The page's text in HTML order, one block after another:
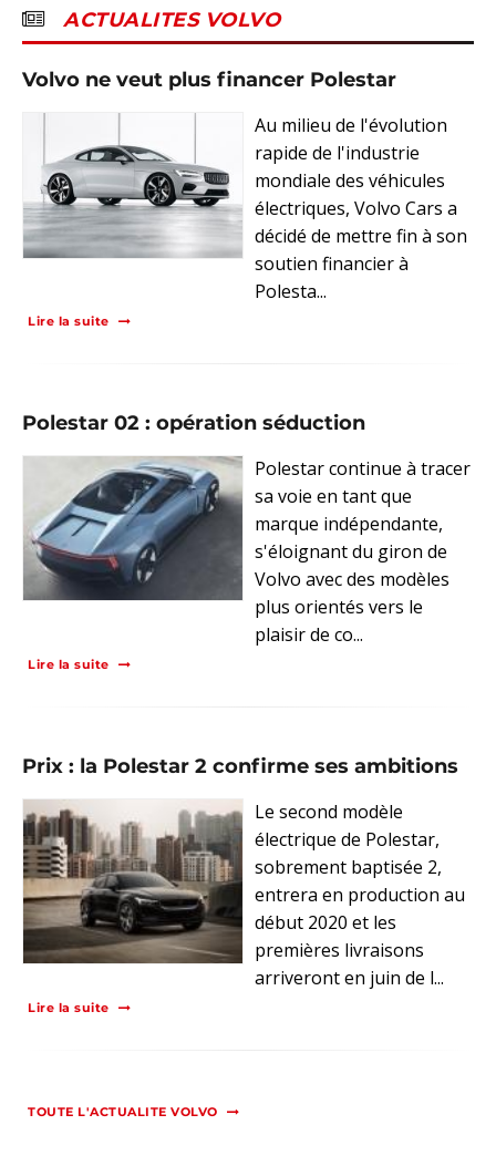
ACTUALITES VOLVO
Volvo ne veut plus financer Polestar
Au milieu de l'évolution
rapide de l'industrie
mondiale des véhicules
électriques, Volvo Cars a
décidé de mettre fin à son
soutien financier à
Polesta...
Lire la suite
Polestar 02 : opération séduction
Polestar continue à tracer
sa voie en tant que
marque indépendante,
s'éloignant du giron de
Volvo avec des modèles
plus orientés vers le
plaisir de co...
Lire la suite
Prix : la Polestar 2 confirme ses ambitions
Le second modèle
électrique de Polestar,
sobrement baptisée 2,
entrera en production au
début 2020 et les
premières livraisons
arriveront en juin de l...
Lire la suite
TOUTE L'ACTUALITE VOLVO